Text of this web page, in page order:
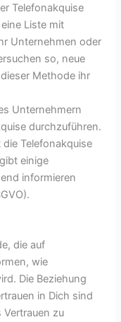
Telefonakquise
Liste mit
Unternehmen oder
so, neue
Methode ihr
Unternehmern
durchzuführen.
Telefonakquise
einige
informieren
die auf
wie
Die Beziehung
in Dich sind
Vertrauen zu